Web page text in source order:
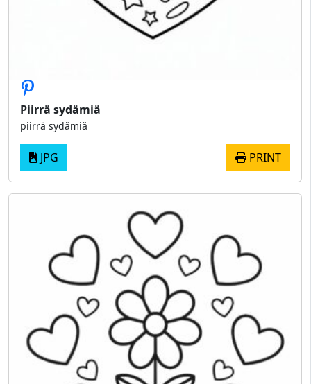
Piirrä sydämiä
piirrä sydämiä
JPG PRINT